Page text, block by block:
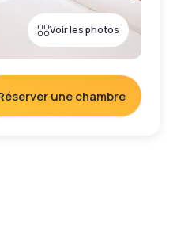
Voir les photos
une chambre